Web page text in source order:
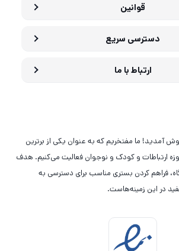
قوانین
دسترسی سریع
ارتباط با ما
آمدید! ما مفتخریم که به عنوان یکی از برترین
ارتباطات و کودک و نوجوان فعالیت می‌کنیم. هدف
فراهم کردن بستری مناسب برای دسترسی به
در این زمینه‌هاست.